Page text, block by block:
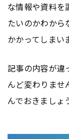
な情報や資料を
たいのかわから
かかってしまい
記事の内容が違
んど変わりませ
んでおきましょ